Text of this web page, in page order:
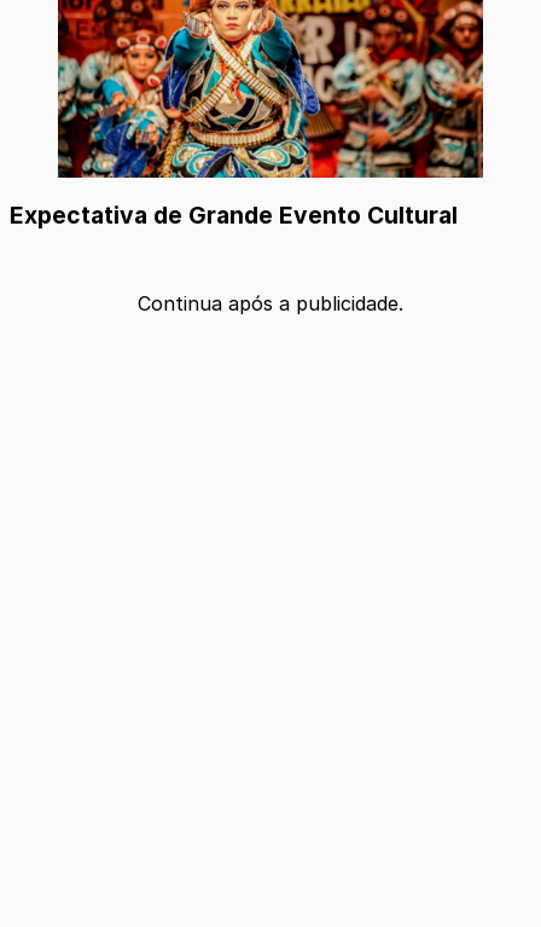
Expectativa de Grande Evento Cultural
Continua após a publicidade.